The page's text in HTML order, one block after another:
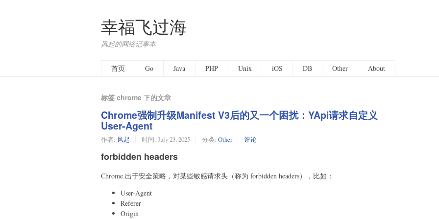
幸福飞过海
风起的网络记事本
首页 Go Java PHP Unix iOS DB Other About
标签 chrome 下的文章
Chrome强制升级Manifest V3后的又一个困扰：YApi请求自定义
User-Agent
作者: 风起 时间: July 23, 2025 分类: Other 评论
forbidden headers
Chrome 出于安全策略，对某些敏感请求头（称为 forbidden headers），比如：
User-Agent
Referer
Origin